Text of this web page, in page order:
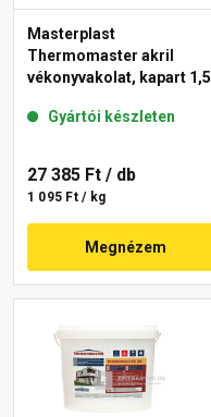
Masterplast
Thermomaster akril
vékonyvakolat, kapart 1,5
Gyártói készleten
27 385 Ft / db
1 095 Ft / kg
Megnézem